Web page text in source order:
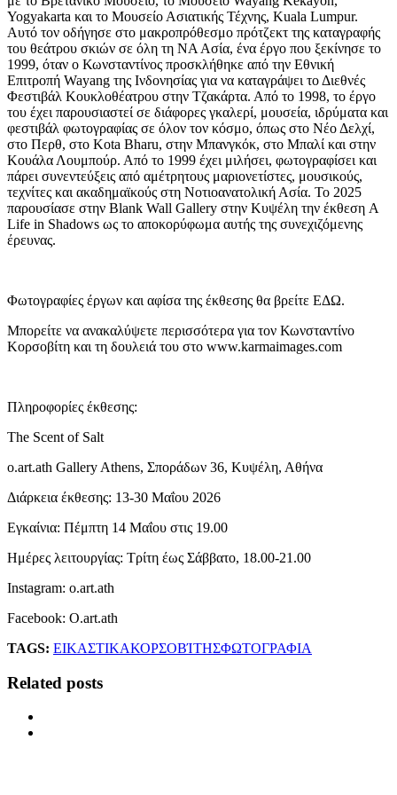
Yogyakarta και το Μουσείο Ασιατικής Τέχνης, Kuala Lumpur.
Αυτό τον οδήγησε στο μακροπρόθεσμο πρότζεκτ της καταγραφής
του θεάτρου σκιών σε όλη τη ΝΑ Ασία, ένα έργο που ξεκίνησε το
1999, όταν ο Κωνσταντίνος προσκλήθηκε από την Εθνική
Επιτροπή Wayang της Ινδονησίας για να καταγράψει το Διεθνές
Φεστιβάλ Κουκλοθέατρου στην Τζακάρτα. Από το 1998, το έργο
του έχει παρουσιαστεί σε διάφορες γκαλερί, μουσεία, ιδρύματα και
φεστιβάλ φωτογραφίας σε όλον τον κόσμο, όπως στο Νέο Δελχί,
στο Περθ, στο Kota Bharu, στην Μπανγκόκ, στο Μπαλί και στην
Κουάλα Λουμπούρ. Από το 1999 έχει μιλήσει, φωτογραφίσει και
πάρει συνεντεύξεις από αμέτρητους μαριονετίστες, μουσικούς,
τεχνίτες και ακαδημαϊκούς στη Νοτιοανατολική Ασία. Το 2025
παρουσίασε στην Blank Wall Gallery στην Κυψέλη την έκθεση A
Life in Shadows ως το αποκορύφωμα αυτής της συνεχιζόμενης
έρευνας.
Φωτογραφίες έργων και αφίσα της έκθεσης θα βρείτε ΕΔΩ.
Μπορείτε να ανακαλύψετε περισσότερα για τον Κωνσταντίνο
Κορσοβίτη και τη δουλειά του στο www.karmaimages.com
Πληροφορίες έκθεσης:
The Scent of Salt
o.art.ath Gallery Athens, Σποράδων 36, Κυψέλη, Αθήνα
Διάρκεια έκθεσης: 13-30 Μαΐου 2026
Εγκαίνια: Πέμπτη 14 Μαΐου στις 19.00
Ημέρες λειτουργίας: Τρίτη έως Σάββατο, 18.00-21.00
Instagram: o.art.ath
Facebook: O.art.ath
TAGS: ΕΙΚΑΣΤΙΚΑΚΟΡΣΟΒΊΤΗΣΦΩΤΟΓΡΑΦΙΑ
Related posts